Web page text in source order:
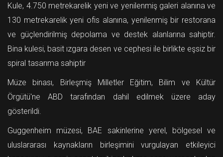
Kule, 4.750 metrekarelik yeni ve yenilenmiş galeri alanına ve
130 metrekarelik yeni ofis alanına, yenilenmiş bir restorana
ve güçlendirilmiş depolama ve destek alanlarına sahiptir.
Bina kulesi, basit ızgara desen ve cephesi ile birlikte eşsiz bir
spiral tasarıma sahiptir
Müze binası, Birleşmiş Milletler Eğitim, Bilim ve Kültür
Örgütü'ne ABD tarafından dahil edilmek üzere aday
gösterildi.
Guggenheim müzesi, BAE sakinlerine yerel, bölgesel ve
uluslararası kaynakların birleşimini vurgulayan etkileyici